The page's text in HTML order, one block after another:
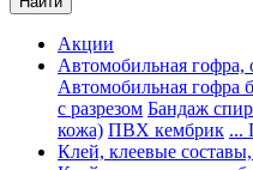
Акции
Автомобильная гофра,
Автомобильная гофра
с разрезом Бандаж
кожа) ПВХ кембрик ...
Клей, клеевые